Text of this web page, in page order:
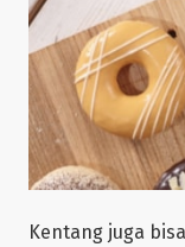
Kentang juga